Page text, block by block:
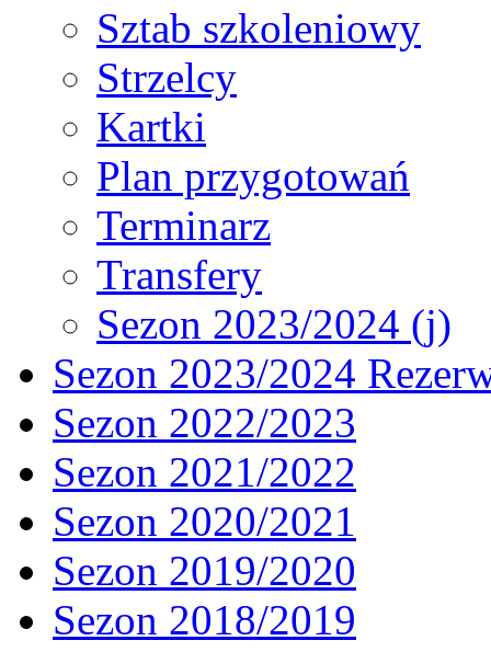
Sztab szkoleniowy
Strzelcy
Kartki
Plan przygotowań
Terminarz
Transfery
Sezon 2023/2024 (j)
Sezon 2023/2024
Sezon 2022/2023
Sezon 2021/2022
Sezon 2020/2021
Sezon 2019/2020
Sezon 2018/2019